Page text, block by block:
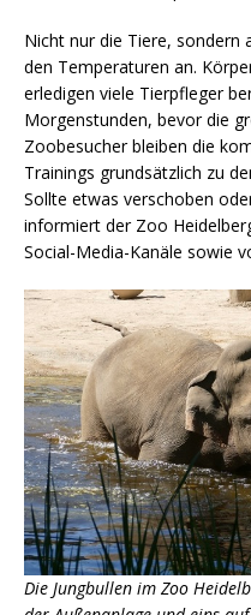
Nicht nur die Tiere, sondern
den Temperaturen an.
erledigen viele Tierpfleger
Morgenstunden, bevor die
Zoobesucher bleiben die
Trainings grundsätzlich zu
Sollte etwas verschoben
informiert der Zoo
Social-Media-Kanäle sowie
Die Jungbullen im Zoo